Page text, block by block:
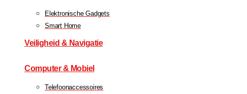
Elektronische Gadgets
Smart Home
Veiligheid & Navigatie
Computer & Mobiel
Telefoonaccessoires